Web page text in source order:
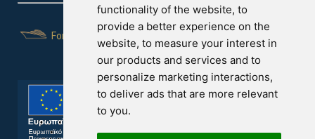
functionality of the website, to
provide a better experience on the
website, to measure your interest in
our products and services and to
personalize marketing interactions,
to deliver ads that are more relevant
to you.
For Yachts